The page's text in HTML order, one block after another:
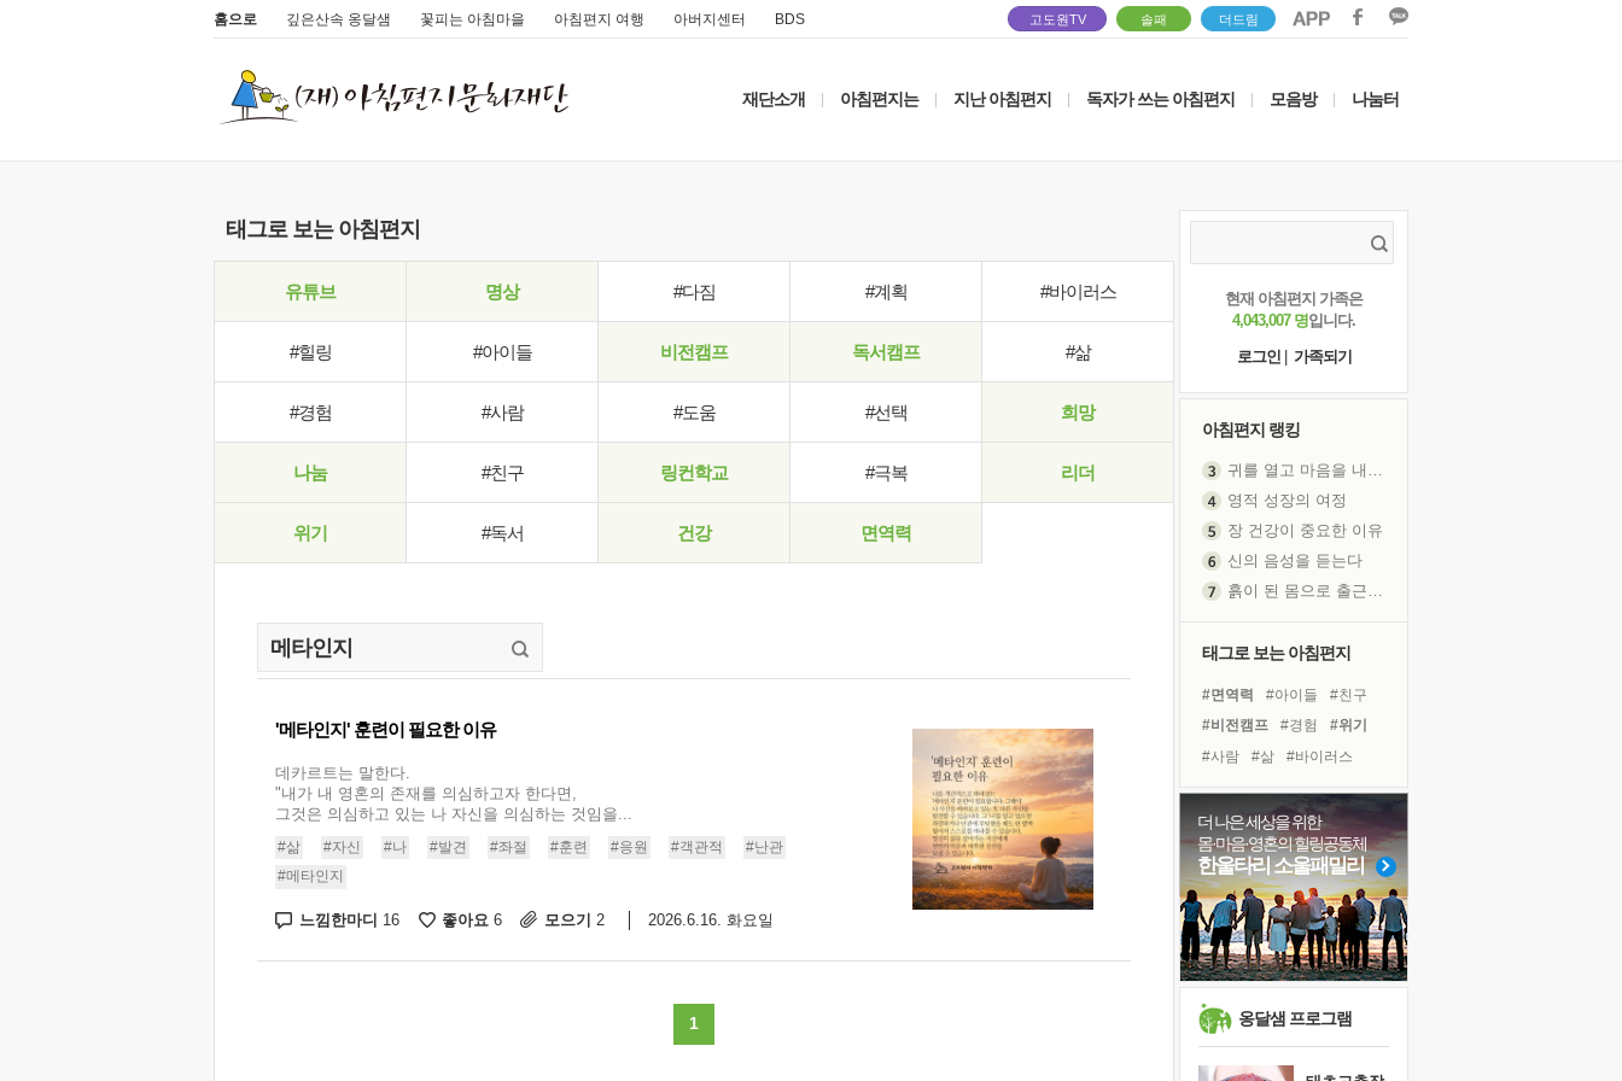
홈으로 깊은산속 옹달샘 꽃피는 아침마을 아침편지 여행 아버지센터 BDS 고도원TV 솔패 더드림
재단소개 아침편지는 지난 아침편지 독자가 쓰는 아침편지 모음방 나눔터
태그로 보는 아침편지
유튜브 명상 #다짐 #계획 #바이러스
#힐링 #아이들 비전캠프 독서캠프 #삶
#경험 #사람 #도움 #선택 희망
나눔 #친구 링컨학교 #극복 리더
위기 #독서 건강 면역력
'메타인지' 훈련이 필요한 이유
데카르트는 말한다.
"내가 내 영혼의 존재를 의심하고자 한다면,
그것은 의심하고 있는 나 자신을 의심하는 것임을...
#삶 #자신 #나 #발견 #좌절 #훈련 #응원 #객관적
#난관
#메타인지
느낌한마디 16 좋아요 6 모으기 2 2026.6.16. 화요일
1
현재 아침편지 가족은
4,043,007 명입니다.
로그인
가족되기
아침편지 랭킹
귀를 열고 마음을 내어주고
영적 성장의 여정
장 건강이 중요한 이유
신의 음성을 듣는다
흙이 된 몸으로 출근하는 여자
졸업식 사진을 보며
아픈 아버지를 위한 공간 설계
극심한 변비, 어깨결림, 수면 장애
보고 싶은 어머니
유년 시절의 부산 영도 바다
못된 꼰대들
거울 속의 나
희망이란
'모른다'는 것
태그로 보는 아침편지
#면역력 #아이들
#친구
#비전캠프
#경험
#위기
#사람
#삶
#바이러스
#힐링
#희망
#링컨학교
#리더
#건강
#다짐
#계획
#선택
#나눔
#도움
#독서 #독서캠프
더 나은 세상을 위한
몸·마음·영혼의 힐링공동체
한울타리 소울패밀리
옹달샘 프로그램